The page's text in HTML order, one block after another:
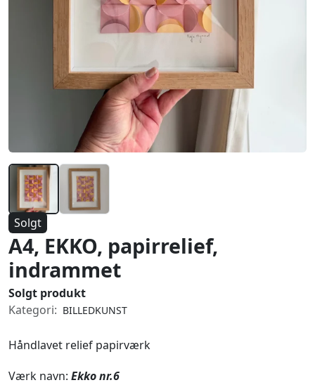
Solgt
A4, EKKO, papirrelief,
indrammet
Solgt produkt
Kategori: BILLEDKUNST
Håndlavet relief papirværk
Værk navn: Ekko nr.6